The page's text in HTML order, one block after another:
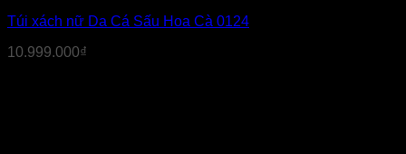
Túi xách nữ Da Cá Sấu Hoa Cà 0124
10.999.000₫